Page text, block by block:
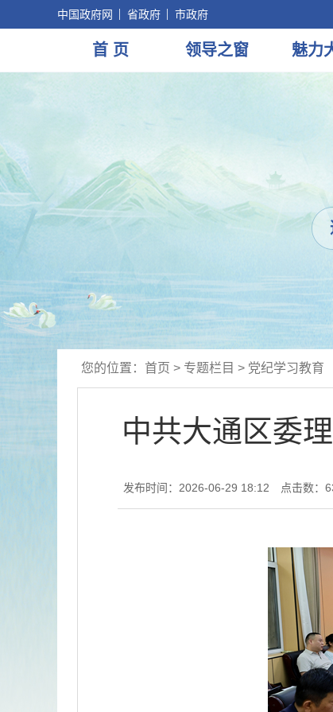
中国政府网 省政府 市政府
首 页 领导之窗 魅力
您的位置： 首页 > 专题栏目 > 党纪学习教育
中共大通区委
发布时间：2026-06-29 18:12 点击数：